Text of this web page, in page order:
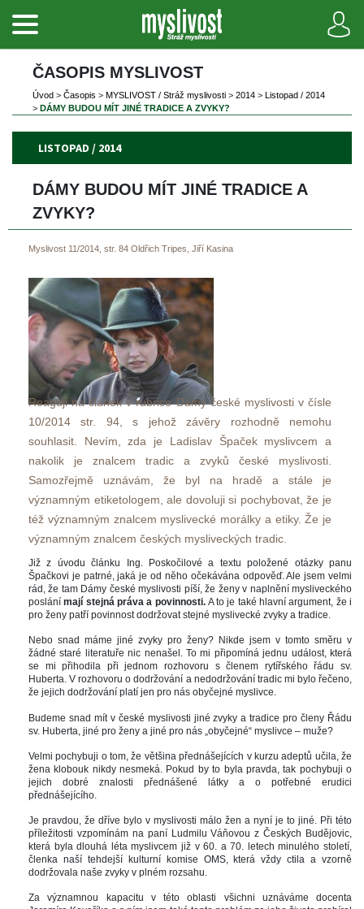
ČASOPIS MYSLIVOST
Úvod > Časopi > MYSLIVOST / Stráž myslivosti > 2014 > Listopad / 2014
> DÁMY BUDOU MÍT JINÉ TRADICE A ZVYKY?
LISTOPAD / 2014
DÁMY BUDOU MÍT JINÉ TRADICE A
ZVYKY?
Myslivost 11/2014, str. 84 Oldřich Tripes, Jiří Kasina
Reaguji na článek v rubrice Dámy české myslivosti v čísle
10/2014 str. 94, s jehož závěry rozhodně nemohu
ouhlasit. Nevím, zda je Ladislav Špaček myslivcem a
nakolik je znalcem tradic a zvyků české myslivosti.
Samozřejmě uznávám, že byl na hradě a stále je
významným etiketologem, ale dovoluji si pochybovat, že je
též významným znalcem myslivecké morálky a etiky. Že je
významným znalcem českých mysliveckých tradic.
Již z úvodu článku Ing. Poskočilové a textu položené otázky panu
Špačkovi je patrné, jaká je od něho očekávána odpověď. Ale jsem velmi
rád, že tam Dámy české myslivosti píší, že ženy v naplnění mysliveckého
poslání mají stejná práva a povinnosti. A to je také hlavní argument, že i
pro ženy patří povinnost dodržovat stejné myslivecké zvyky a tradice.
Nebo snad máme jiné zvyky pro ženy? Nikde jsem v tomto směru v
žádné staré literatuře nic nenašel. To mi připomíná jednu událost, která
e mi přihodila při jednom rozhovoru s členem rytířského řádu sv.
Huberta. V rozhovoru o dodržování a nedodržování tradic mi bylo řečeno,
že jejich dodržování platí jen pro nás obyčejné myslivce.
Budeme snad mít v české myslivosti jiné zvyky a tradice pro členy Řádu
v. Huberta, jiné pro ženy a jiné pro nás „obyčejné“ myslivce – muže?
Velmi pochybuji o tom, že většina přednášejících v kurzu adeptů učila, že
žena klobouk nikdy nesmeká. Pokud by to byla pravda, tak pochybuji o
jejich dobré znalosti přednášené látky a o potřebné erudici
přednášejícího.
Je pravdou, že dříve bylo v myslivosti málo žen a nyní je to jiné. Při této
příležitosti vzpomínám na paní Ludmilu Váňovou z Českých Budějovic,
která byla dlouhá léta myslivcem již v 60. a 70. letech minulého století,
členka naší tehdejší kulturní komise OMS, která vždy ctila a vzorně
dodržovala naše zvyky v plném rozsahu.
Za významnou kapacitu v této oblasti všichni uznáváme docenta